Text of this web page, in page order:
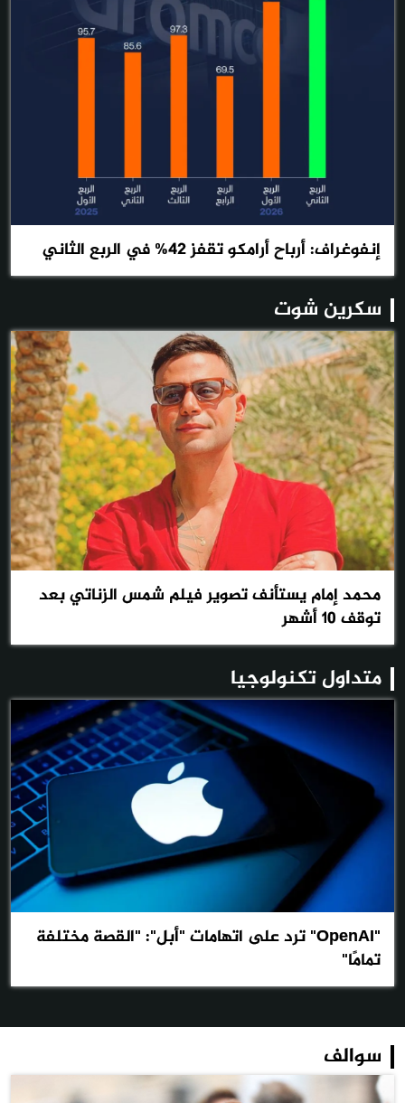
إنفوغراف: أرباح أرامكو تقفز 42% في الربع الثاني
سكرين شوت
محمد إمام يستأنف تصوير فيلم شمس الزناتي بعد
توقف 10 أشهر
متداول تكنولوجيا
"OpenAI" ترد على اتهامات "أبل": "القصة مختلفة
تمامًا"
سوالف